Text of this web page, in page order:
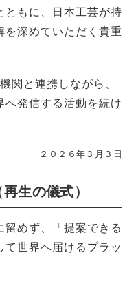
ともに、日本工芸が持
を深めていただく貴重
関と連携しながら、
へ発信する活動を続け
２０２６年３月３日
生の儀式）
留めず、「提案できる
世界へ届けるプラッ